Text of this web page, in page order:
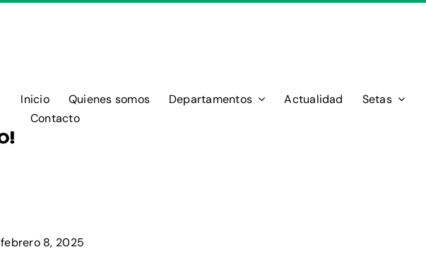
Inicio Quienes somos Departamentos Actualidad
Setas
Contacto
febrero 8, 2025